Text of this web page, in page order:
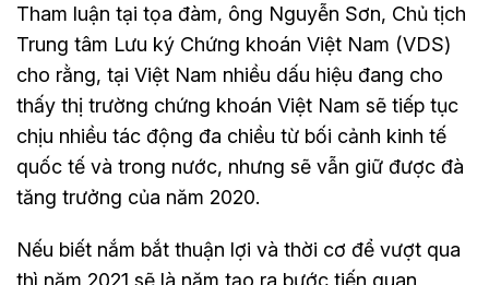
Tham luận tại tọa đàm, ông Nguyễn Sơn, Chủ tịch
Trung tâm Lưu ký Chứng khoán Việt Nam (VDS)
cho rằng, tại Việt Nam nhiều dấu hiệu đang cho
thấy thị trường chứng khoán Việt Nam sẽ tiếp tục
chịu nhiều tác động đa chiều từ bối cảnh kinh tế
quốc tế và trong nước, nhưng sẽ vẫn giữ được đà
tăng trưởng của năm 2020.
Nếu biết nắm bắt thuận lợi và thời cơ để vượt qua
thì năm 2021 sẽ là năm tạo ra bước tiến quan